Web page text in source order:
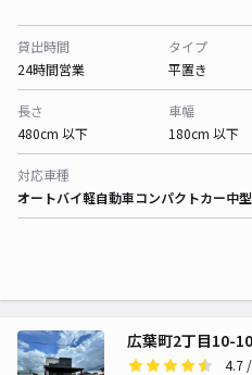
貸出時間
24時間営業
タイプ
平置き
長さ
480cm 以下
車幅
180cm 以下
対応車種
オートバイ軽自動車コンパクトカー中
広葉町2丁目10-
4.7